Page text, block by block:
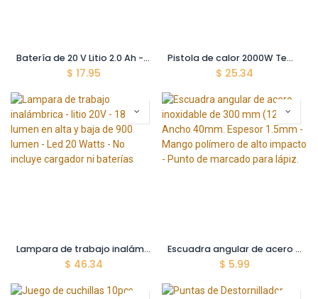
Batería de 20 V Litio 2.0 Ah - Indicador Led de carga - Esta batería es compatible con múltiples herramientas inalámbricas Total
$ 17.95
Pistola de calor 2000W Temp: 480°C/ 560°C Flujo: 250/380 L/min 110-120V~60Hz Calid. indust. Incluye 3 boquillas y un raspador de metal (2 años)
$ 25.34
Lampara de trabajo inalámbrica - litio 20V - 1800 lumen en alta y baja de 900 lumen - Led 20 Watts - No incluye cargador ni baterías
$ 46.34
Escuadra angular de acero inoxidable de 300 mm (12") - Ancho 40mm. Espesor 1.5mm - Mango polímero de alto impacto - Punto de marcado para lápiz.
$ 5.99